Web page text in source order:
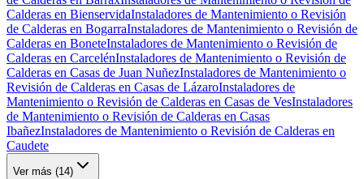
Calderas en BienservidaInstaladores de Mantenimiento o Revisión
de Calderas en BogarraInstaladores de Mantenimiento o Revisión de
Calderas en BoneteInstaladores de Mantenimiento o Revisión de
Calderas en CarcelénInstaladores de Mantenimiento o Revisión de
Calderas en Casas de Juan NuñezInstaladores de Mantenimiento o
Revisión de Calderas en Casas de LázaroInstaladores de
Mantenimiento o Revisión de Calderas en Casas de VesInstaladores
de Mantenimiento o Revisión de Calderas en Casas
IbañezInstaladores de Mantenimiento o Revisión de Calderas en
Caudete
Ver más (14)